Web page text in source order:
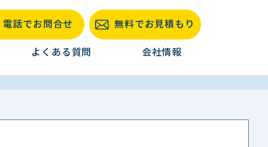
電話でお問合せ 無料でお見積もり
よくある質問 会社情報